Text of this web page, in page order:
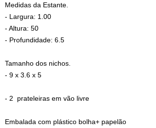
Medidas da Estante.
- Largura: 1.00
- Altura: 50
- Profundidade: 6.5
Tamanho dos nichos.
- 9 x 3.6 x 5
- 2 prateleiras em vão livre
Embalada com plástico bolha+ papelão